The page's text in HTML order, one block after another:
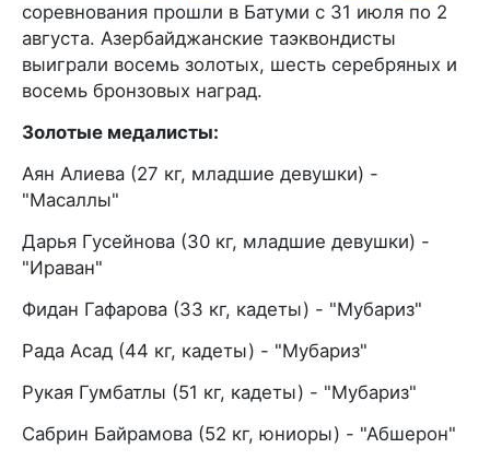
соревнования прошли в Батуми с 31 июля по 2
августа. Азербайджанские таэквондисты
выиграли восемь золотых, шесть серебряных и
восемь бронзовых наград.
Золотые медалисты:
Аян Алиева (27 кг, младшие девушки) -
"Масаллы"
Дарья Гусейнова (30 кг, младшие девушки) -
"Ираван"
Фидан Гафарова (33 кг, кадеты) - "Мубариз"
Рада Асад (44 кг, кадеты) - "Мубариз"
Рукая Гумбатлы (51 кг, кадеты) - "Мубариз"
Сабрин Байрамова (52 кг, юниоры) - "Абшерон"